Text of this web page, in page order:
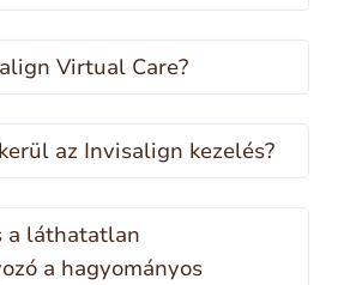
Virtual Care?
az Invisalign kezelés?
a láthatatlan
a hagyományos